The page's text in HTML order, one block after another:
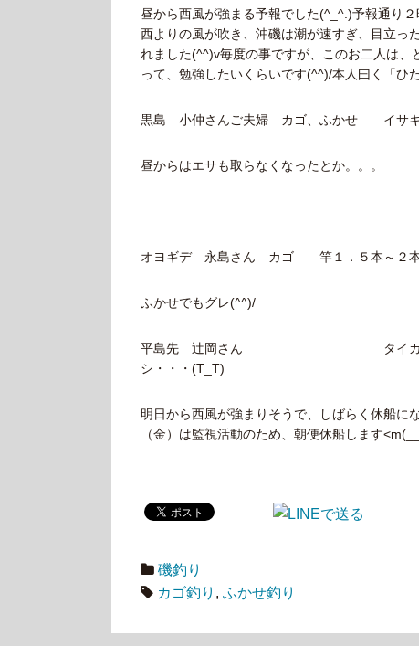
昼から西風が強まる予報でした(^_^.)予報通り
西よりの風が吹き、沖磯は潮が速すぎ、目立っ
れました(^^)v毎度の事ですが、このお二人は
って、勉強したいくらいです(^^)/本人曰く「ひ
黒島 小仲さんご夫婦 カゴ、ふかせ イサキ
昼からはエサも取らなくなったとか。。。
オヨギデ 永島さん カゴ 竿１．５本～２
ふかせでもグレ(^^)/
平島先 辻岡さん
タイ
シ・・・(T_T)
明日から西風が強まりそうで、しばらく休船に
（金）は監視活動のため、朝便休船します
磯釣り
カゴ釣り , ふかせ釣り